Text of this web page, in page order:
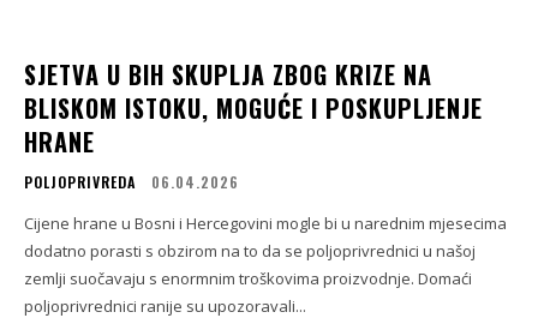
SJETVA U BIH SKUPLJA ZBOG KRIZE NA
BLISKOM ISTOKU, MOGUĆE I POSKUPLJENJE
HRANE
POLJOPRIVREDA 06.04.2026
Cijene hrane u Bosni i Hercegovini mogle bi u narednim mjesecima
dodatno porasti s obzirom na to da se poljoprivrednici u našoj
zemlji suočavaju s enormnim troškovima proizvodnje. Domaći
poljoprivrednici ranije su upozoravali...